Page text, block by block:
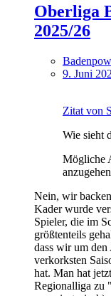
Oberliga
2025/26
9. Juni
Zitat von
Wie sieht
Mögliche
Nein, wir
Kader wurde
Spieler, die im
größtenteils
dass wir um
verkorksten
hat. Man hat
Regionalliga zu